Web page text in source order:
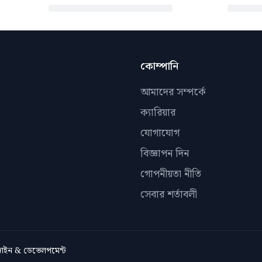
কোম্পানি
আমাদের সম্পর্কে
ক্যারিয়ার
যোগাযোগ
বিজ্ঞাপন দিন
গোপনীয়তা নীতি
সেবার শর্তাবলী
& ডেভেলপমেন্ট